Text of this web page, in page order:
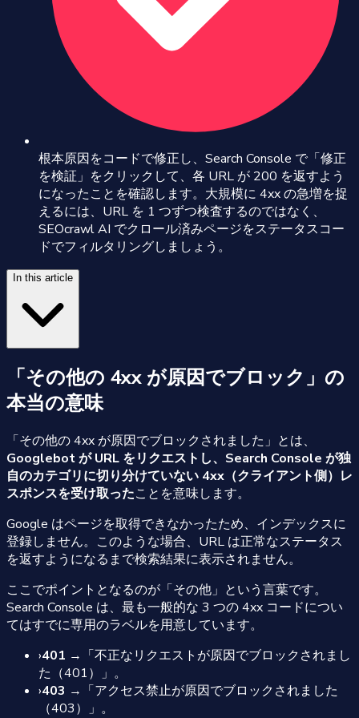
根本原因をコードで修正し、Search Console で「修正
を検証」をクリックして、各 URL が 200 を返すよう
になったことを確認します。大規模に 4xx の急増を捉
えるには、URL を 1 つずつ検査するのではなく、
SEOcrawl AI でクロール済みページをステータスコー
ドでフィルタリングしましょう。
In this article
「その他の 4xx が原因でブロック」の
本当の意味
「その他の 4xx が原因でブロックされました」とは、
Googlebot が URL をリクエストし、Search Console が独
自のカテゴリに切り分けていない 4xx（クライアント側）レ
スポンスを受け取ったことを意味します。
Google はページを取得できなかったため、インデックスに
登録しません。このような場合、URL は正常なステータス
を返すようになるまで検索結果に表示されません。
ここでポイントとなるのが「その他」という言葉です。
Search Console は、最も一般的な 3 つの 4xx コードについ
てはすでに専用のラベルを用意しています。
›401 →「不正なリクエストが原因でブロックされまし
た（401）」。
›403 →「アクセス禁止が原因でブロックされました
（403）」。